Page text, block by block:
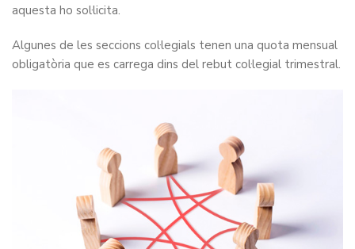
aquesta ho sol·licita.
Algunes de les seccions col·legials tenen una quota mensual
obligatòria que es carrega dins del rebut col·legial trimestral.